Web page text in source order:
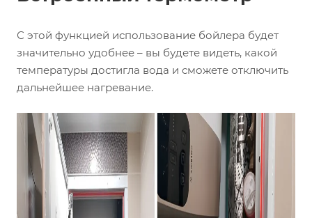
С этой функцией использование бойлера будет
значительно удобнее – вы будете видеть, какой
температуры достигла вода и сможете отключить
дальнейшее нагревание.